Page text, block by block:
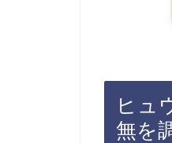
ヒュ
無を